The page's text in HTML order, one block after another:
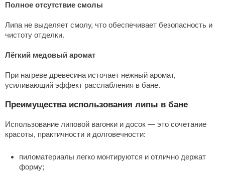
Полное отсутствие смолы
Липа не выделяет смолу, что обеспечивает безопасность и
чистоту отделки.
Лёгкий медовый аромат
При нагреве древесина источает нежный аромат,
усиливающий эффект расслабления в бане.
Преимущества использования липы в бане
Использование липовой вагонки и досок — это сочетание
красоты, практичности и долговечности:
пиломатериалы легко монтируются и отлично держат
форму;